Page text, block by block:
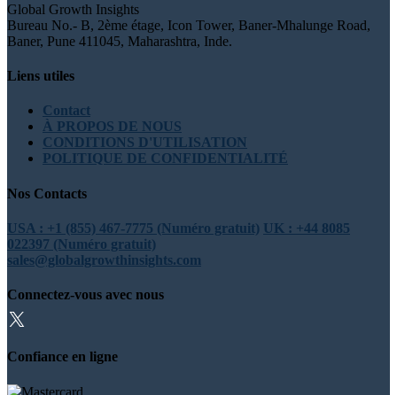
Global Growth Insights
Bureau No.- B, 2ème étage, Icon Tower, Baner-Mhalunge Road,
Baner, Pune 411045, Maharashtra, Inde.
Liens utiles
Contact
À PROPOS DE NOUS
CONDITIONS D'UTILISATION
POLITIQUE DE CONFIDENTIALITÉ
Nos Contacts
USA : +1 (855) 467-7775 (Numéro gratuit) UK : +44 8085
022397 (Numéro gratuit)
sales@globalgrowthinsights.com
Connectez-vous avec nous
Confiance en ligne